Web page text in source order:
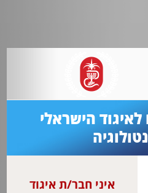
הישראלי
איני חבר/ת איגוד